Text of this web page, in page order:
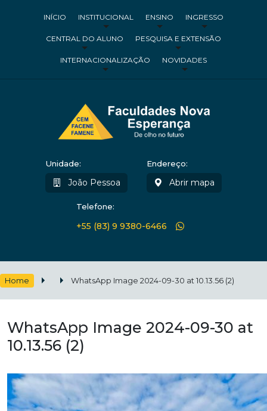
INÍCIO INSTITUCIONAL ENSINO INGRESSO
CENTRAL DO ALUNO PESQUISA E EXTENSÃO
INTERNACIONALIZAÇÃO NOVIDADES
Unidade:
João Pessoa
Endereço:
Abrir mapa
Telefone:
+55 (83) 9 9380-6466
Home WhatsApp Image 2024-09-30 at 10.13.56 (2)
WhatsApp Image 2024-09-30 at
10.13.56 (2)